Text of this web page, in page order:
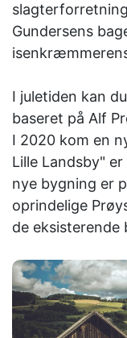
Gundersens
I juletiden kan
baseret på Alf
I 2020 kom en
Lille Landsby"
nye bygning er
oprindelige
de eksisterende